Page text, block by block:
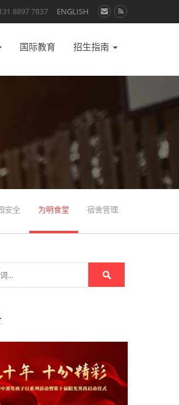
8897 7837 ENGLISH
国际教育 招生指南
安全 为明食堂 宿舍管理